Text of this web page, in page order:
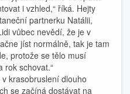
i vzhled,“ říká. Hejty
partnerku Natálii,
vůbec nevědí, že je v
jíst normálně, tak je tam
protože se tělo musí
rok schovat.“
krasobruslení dlouho
se začíná dostávat na